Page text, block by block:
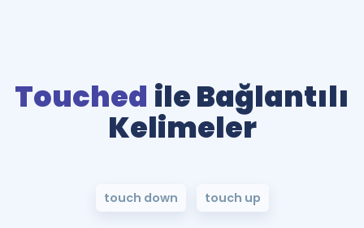
Touched ile Bağlantılı
Kelimeler
touch down touch up